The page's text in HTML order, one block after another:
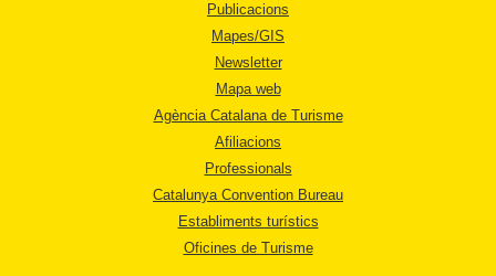
Publicacions
Mapes/GIS
Newsletter
Mapa web
Agència Catalana de Turisme
Afiliacions
Professionals
Catalunya Convention Bureau
Establiments turístics
Oficines de Turisme